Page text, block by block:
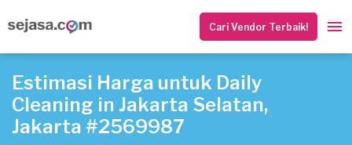
Cari Vendor Terbaik!
Estimasi Harga untuk Daily
Cleaning in Jakarta Selatan,
Jakarta #2569987